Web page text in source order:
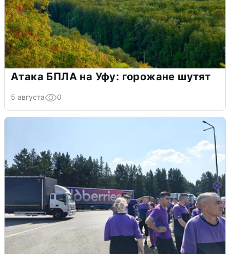
Атака БПЛА на Уфу: горожане шутят
5 августа 0